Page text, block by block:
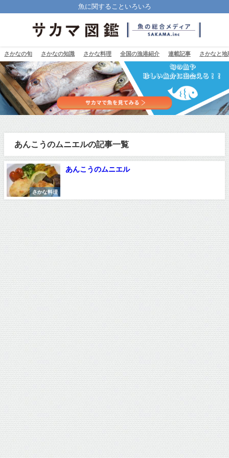
魚に関することいろいろ
さかなの旬 さかなの知識 さかな料理 全国の漁港紹介 連載記事 さかなと地
あんこうのムニエルの記事一覧
さかな料理
あんこうのムニエル